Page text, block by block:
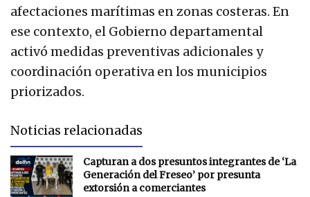
afectaciones marítimas en zonas costeras. En
ese contexto, el Gobierno departamental
activó medidas preventivas adicionales y
coordinación operativa en los municipios
priorizados.
Noticias relacionadas
Capturan a dos presuntos integrantes de ‘La
Generación del Freseo’ por presunta
extorsión a comerciantes